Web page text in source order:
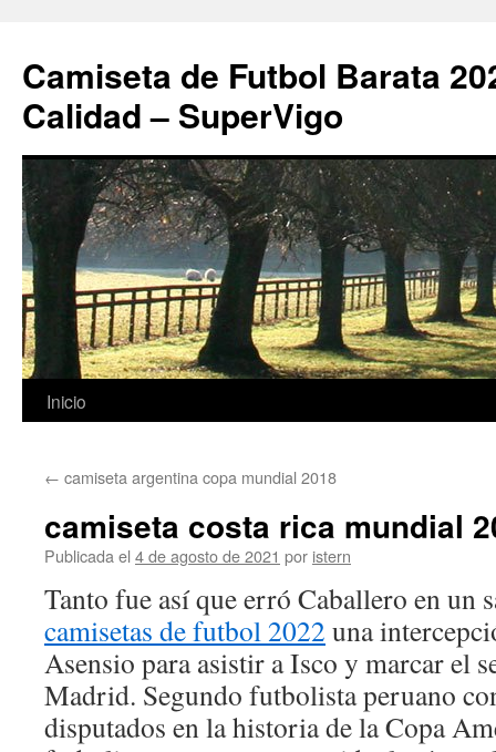
Camiseta de Futbol Barata
Calidad – SuperVigo
Saltar
contenido
Inicio
← camiseta argentina copa mundial 2018
camiseta costa rica mundial
Publicada el 4 de agosto de 2021 por istern
Tanto fue así que erró Caballero en un
camisetas de futbol 2022 una
Asensio para asistir a Isco y marcar el
Madrid. Segundo futbolista peruano
disputados en la historia de la Copa